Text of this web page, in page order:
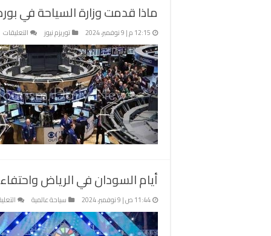
غير
ماذا قدمت وزارة السياحة في
12:15 م | 9 نوفمبر، 2024 توريزم نيوز التعليقات
؟
أيام السودان في الرياض
11:44 ص | 9 نوفمبر، 2024 سياحة عالمية